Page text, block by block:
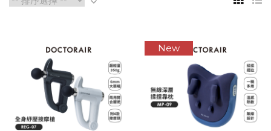
New